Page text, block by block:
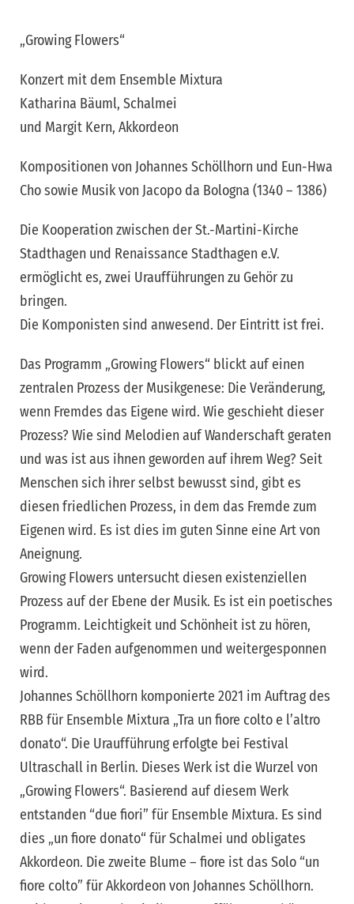
„Growing Flowers“
Konzert mit dem Ensemble Mixtura
Katharina Bäuml, Schalmei
und Margit Kern, Akkordeon
Kompositionen von Johannes Schöllhorn und Eun-Hwa
Cho sowie Musik von Jacopo da Bologna (1340 – 1386)
Die Kooperation zwischen der St.-Martini-Kirche
Stadthagen und Renaissance Stadthagen e.V.
ermöglicht es, zwei Uraufführungen zu Gehör zu
bringen.
Die Komponisten sind anwesend. Der Eintritt ist frei.
Das Programm „Growing Flowers“ blickt auf einen
zentralen Prozess der Musikgenese: Die Veränderung,
wenn Fremdes das Eigene wird. Wie geschieht dieser
Prozess? Wie sind Melodien auf Wanderschaft geraten
und was ist aus ihnen geworden auf ihrem Weg? Seit
Menschen sich ihrer selbst bewusst sind, gibt es
diesen friedlichen Prozess, in dem das Fremde zum
Eigenen wird. Es ist dies im guten Sinne eine Art von
Aneignung.
Growing Flowers untersucht diesen existenziellen
Prozess auf der Ebene der Musik. Es ist ein poetisches
Programm. Leichtigkeit und Schönheit ist zu hören,
wenn der Faden aufgenommen und weitergesponnen
wird.
Johannes Schöllhorn komponierte 2021 im Auftrag des
RBB für Ensemble Mixtura „Tra un fiore colto e l’altro
donato“. Die Uraufführung erfolgte bei Festival
Ultraschall in Berlin. Dieses Werk ist die Wurzel von
„Growing Flowers“. Basierend auf diesem Werk
entstanden “due fiori” für Ensemble Mixtura. Es sind
dies „un fiore donato“ für Schalmei und obligates
Akkordeon. Die zweite Blume – fiore ist das Solo “un
fiore colto” für Akkordeon von Johannes Schöllhorn.